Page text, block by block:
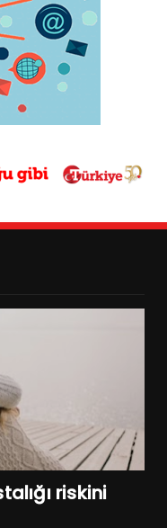
riskini